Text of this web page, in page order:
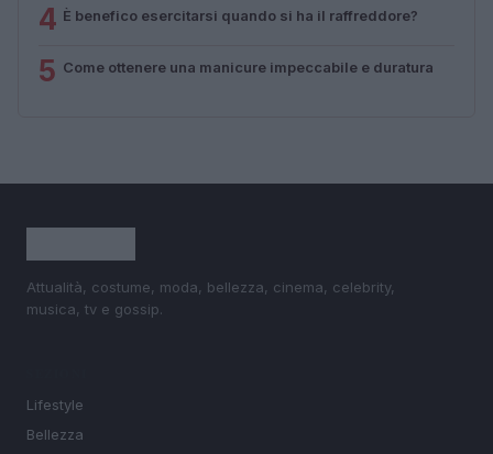
4 È benefico esercitarsi quando si ha il raffreddore?
5 Come ottenere una manicure impeccabile e duratura
Attualità, costume, moda, bellezza, cinema, celebrity,
musica, tv e gossip.
Lifestyle
Bellezza